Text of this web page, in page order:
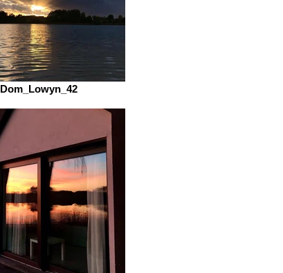
Dom_Lowyn_42